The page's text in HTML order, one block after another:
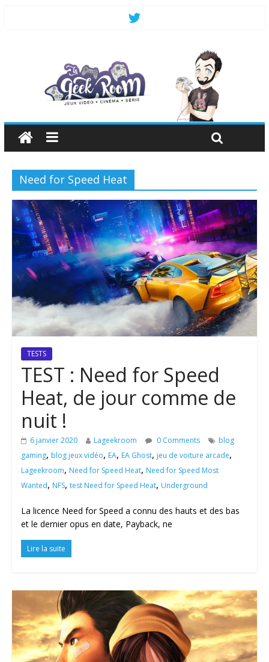
Need for Speed Heat
TESTS
TEST : Need for Speed
Heat, de jour comme de
nuit !
6 janvier 2020 Lageekroom 0 Comments
blog
gaming, blog jeux vidéo, EA, EA Ghost, jeu de voiture arcade,
Lageekroom, Need for Speed Heat, Need for Speed Most
Wanted, NFS, test Need for Speed Heat, Underground
La licence Need for Speed a connu des hauts et des bas
et le dernier opus en date, Payback, ne
Lire la suite